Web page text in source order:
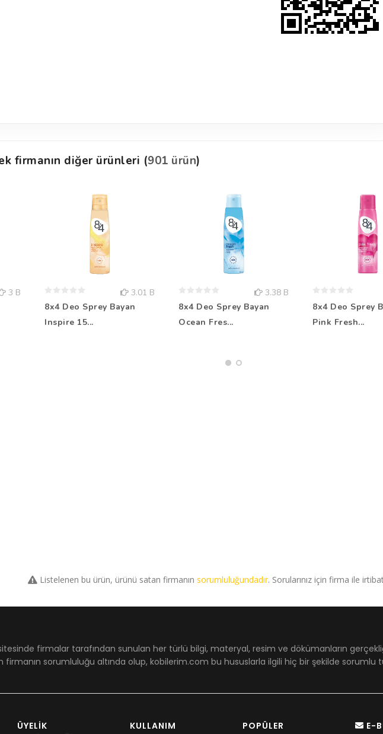
firmanın diğer ürünleri (901 ürün)
3 B
3.01 B
8x4 Deo Sprey Bayan
Inspire 15...
3.38 B
8x4 Deo Sprey Bayan
Ocean Fres...
8x4 Deo Sprey
Pink Fresh...
Listelenen bu ürün, ürünü satan firmanın sorumluluğundadır. Sorularınız için firma ile
firmalar tarafından sunulan her türlü bilgi, materyal, resim ve dökümanların
firmanın sorumluluğu altında olup, kobilerim.com bu hususlarla ilgili hiç bir şekilde sorumlu
ÜYELIK KULLANIM POPÜLER E-